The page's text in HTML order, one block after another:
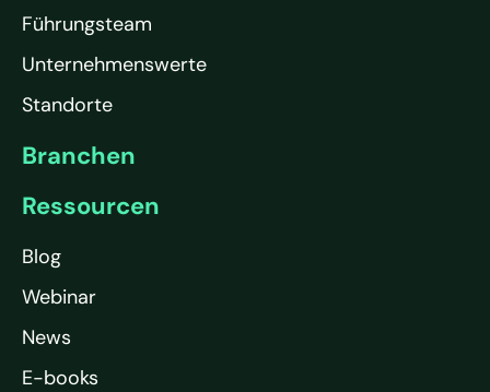
Führungsteam
Unternehmenswerte
Standorte
Branchen
Ressourcen
Blog
Webinar
News
E-books